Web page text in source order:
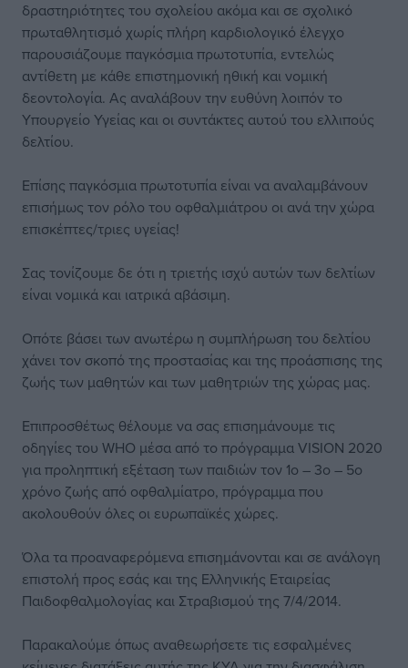
δραστηριότητες του σχολείου ακόμα και σε σχολικό
πρωταθλητισμό χωρίς πλήρη καρδιολογικό έλεγχο
παρουσιάζουμε παγκόσμια πρωτοτυπία, εντελώς
αντίθετη με κάθε επιστημονική ηθική και νομική
δεοντολογία. Ας αναλάβουν την ευθύνη λοιπόν το
Υπουργείο Υγείας και οι συντάκτες αυτού του ελλιπούς
δελτίου.
Επίσης παγκόσμια πρωτοτυπία είναι να αναλαμβάνουν
επισήμως τον ρόλο του οφθαλμιάτρου οι ανά την χώρα
επισκέπτες/τριες υγείας!
Σας τονίζουμε δε ότι η τριετής ισχύ αυτών των δελτίων
είναι νομικά και ιατρικά αβάσιμη.
Οπότε βάσει των ανωτέρω η συμπλήρωση του δελτίου
χάνει τον σκοπό της προστασίας και της προάσπισης της
ζωής των μαθητών και των μαθητριών της χώρας μας.
Επιπροσθέτως θέλουμε να σας επισημάνουμε τις
οδηγίες του WHO μέσα από το πρόγραμμα VISION 2020
για προληπτική εξέταση των παιδιών τον 1ο – 3ο – 5ο
χρόνο ζωής από οφθαλμίατρο, πρόγραμμα που
ακολουθούν όλες οι ευρωπαϊκές χώρες.
Όλα τα προαναφερόμενα επισημάνονται και σε ανάλογη
επιστολή προς εσάς και της Ελληνικής Εταιρείας
Παιδοφθαλμολογίας και Στραβισμού της 7/4/2014.
Παρακαλούμε όπως αναθεωρήσετε τις εσφαλμένες